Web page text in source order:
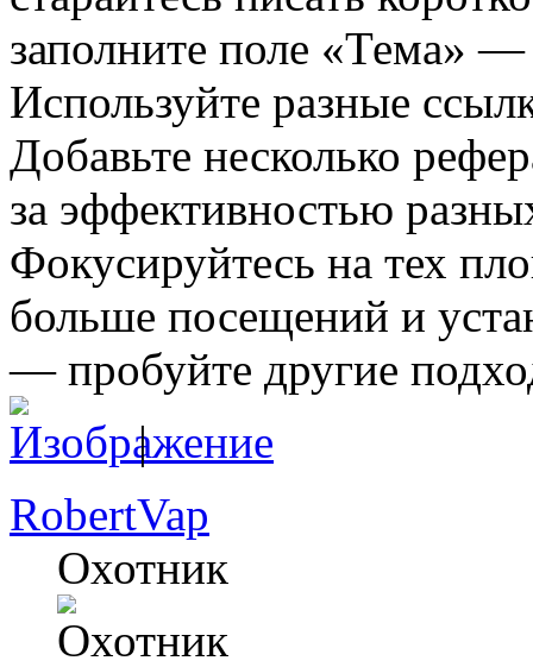
заполните поле «Тема»
Используйте разные
Добавьте несколько
за эффективностью
Фокусируйтесь на тех
больше посещений и
— пробуйте другие
|
RobertVap
Охотник